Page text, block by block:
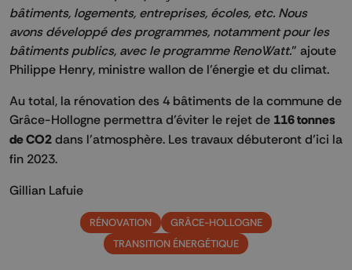
bâtiments, logements, entreprises, écoles, etc. Nous
avons développé des programmes, notamment pour les
bâtiments publics, avec le programme RenoWatt." ajoute
Philippe Henry, ministre wallon de l’énergie et du climat.
Au total, la rénovation des 4 bâtiments de la commune de
Grâce-Hollogne permettra d’éviter le rejet de 116 tonnes
de CO2 dans l’atmosphère. Les travaux débuteront d’ici la
fin 2023.
Gillian Lafuie
RÉNOVATION
GRÂCE-HOLLOGNE
TRANSITION ÉNERGÉTIQUE